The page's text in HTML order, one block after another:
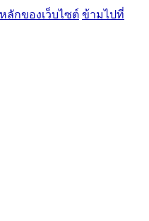
ลักของเว็บไซต์ ข้ามไปที่